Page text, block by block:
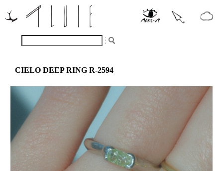
CIELO DEEP RING R-2594